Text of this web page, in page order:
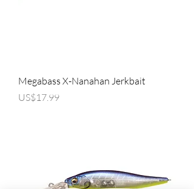
Megabass X-Nanahan Jerkbait
가격
US$17.99